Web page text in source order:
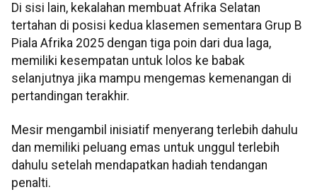
Di sisi lain, kekalahan membuat Afrika Selatan
tertahan di posisi kedua klasemen sementara Grup B
Piala Afrika 2025 dengan tiga poin dari dua laga,
memiliki kesempatan untuk lolos ke babak
selanjutnya jika mampu mengemas kemenangan di
pertandingan terakhir.
Mesir mengambil inisiatif menyerang terlebih dahulu
dan memiliki peluang emas untuk unggul terlebih
dahulu setelah mendapatkan hadiah tendangan
penalti.